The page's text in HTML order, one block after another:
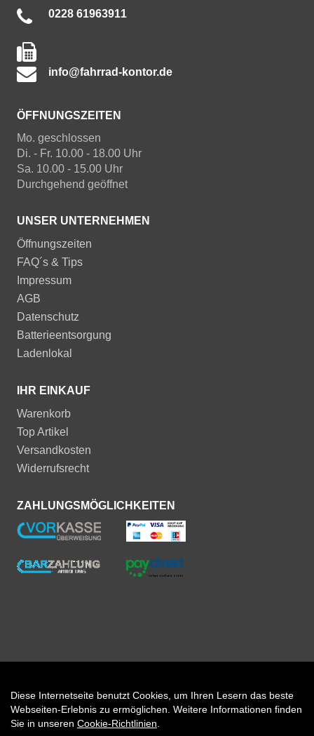
0228 61963911
info@fahrrad-kontor.de
ÖFFNUNGSZEITEN
Mo. geschlossen
Di. - Fr. 10.00 - 18.00 Uhr
Sa. 10.00 - 15.00 Uhr
Durchgehend geöffnet
UNSER UNTERNEHMEN
Öffnungszeiten
FAQ´s & Tips
Impressum
AGB
Datenschutz
Batterieentsorgung
Ladenlokal
IHR EINKAUF
Warenkorb
Top Artikel
Versandkosten
Widerrufsrecht
ZAHLUNGSMÖGLICHKEITEN
Diese Internetseite benutzt Cookies, um Ihren Lesern das beste
Webseiten-Erlebnis zu ermöglichen. Weitere Informationen finden
Sie in unseren Cookie-Richtlinien
Auftrag widerrufen